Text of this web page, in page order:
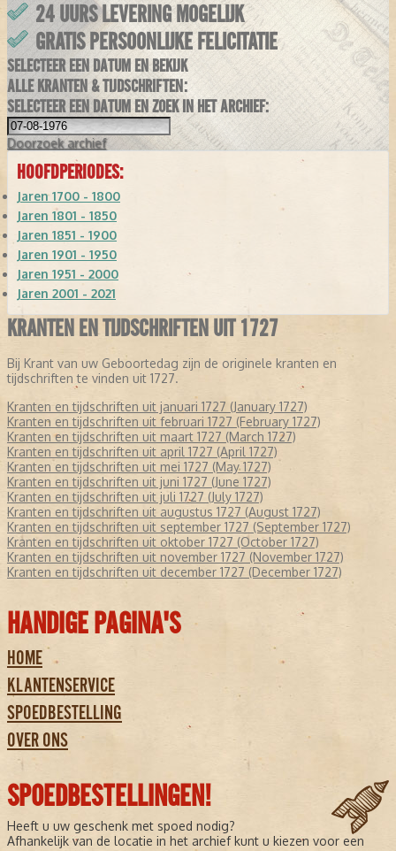
24 UURS LEVERING MOGELIJK
GRATIS PERSOONLIJKE FELICITATIE
SELECTEER EEN DATUM EN BEKIJK
ALLE KRANTEN & TIJDSCHRIFTEN:
SELECTEER EEN DATUM EN ZOEK IN HET ARCHIEF:
Doorzoek archief
HOOFDPERIODES:
Jaren 1700 - 1800
Jaren 1801 - 1850
Jaren 1851 - 1900
Jaren 1901 - 1950
Jaren 1951 - 2000
Jaren 2001 - 2021
KRANTEN EN TIJDSCHRIFTEN UIT 1727
Bij Krant van uw Geboortedag zijn de originele kranten en
tijdschriften te vinden uit 1727.
Kranten en tijdschriften uit januari 1727 (January 1727)
Kranten en tijdschriften uit februari 1727 (February 1727)
Kranten en tijdschriften uit maart 1727 (March 1727)
Kranten en tijdschriften uit april 1727 (April 1727)
Kranten en tijdschriften uit mei 1727 (May 1727)
Kranten en tijdschriften uit juni 1727 (June 1727)
Kranten en tijdschriften uit juli 1727 (July 1727)
Kranten en tijdschriften uit augustus 1727 (August 1727)
Kranten en tijdschriften uit september 1727 (September 1727)
Kranten en tijdschriften uit oktober 1727 (October 1727)
Kranten en tijdschriften uit november 1727 (November 1727)
Kranten en tijdschriften uit december 1727 (December 1727)
HANDIGE PAGINA'S
HOME
KLANTENSERVICE
SPOEDBESTELLING
OVER ONS
SPOEDBESTELLINGEN!
Heeft u uw geschenk met spoed nodig?
Afhankelijk van de locatie in het archief kunt u kiezen voor een